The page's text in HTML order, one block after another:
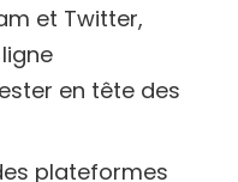
et Twitter,
en tête des
plateformes